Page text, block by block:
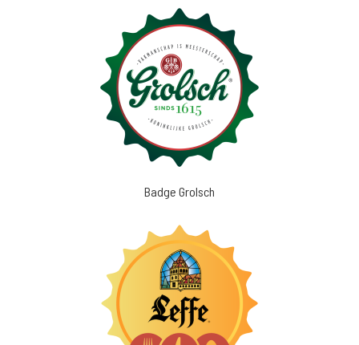
Badge Grolsch